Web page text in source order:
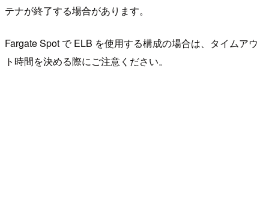
テナが終了する場合があります。
Fargate Spot で ELB を使用する構成の場合は、タイムアウ
ト時間を決める際にご注意ください。